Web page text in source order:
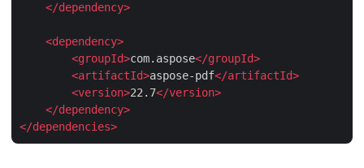
</dependency>
<dependency>
<groupId>com.aspose</groupId>
<artifactId>aspose-pdf</artifactId>
<version>22.7</version>
</dependency>
</dependencies>